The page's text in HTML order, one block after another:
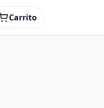
Carrito